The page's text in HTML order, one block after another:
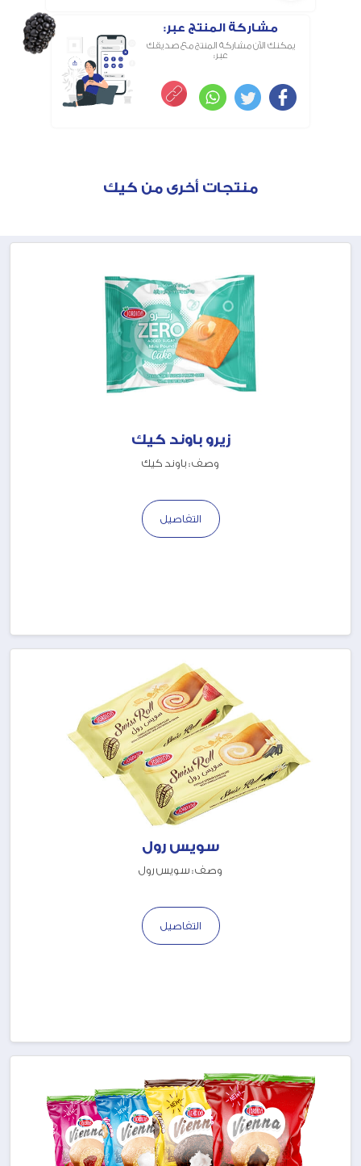
مشاركة المنتج عبر:
يمكنك الآن مشاركة المنتج مع صديقك
عبر:
منتجات أخرى من كيك
زيرو باوند كيك
وصف : باوند كيك
التفاصيل
سويس رول
وصف : سويس رول
التفاصيل